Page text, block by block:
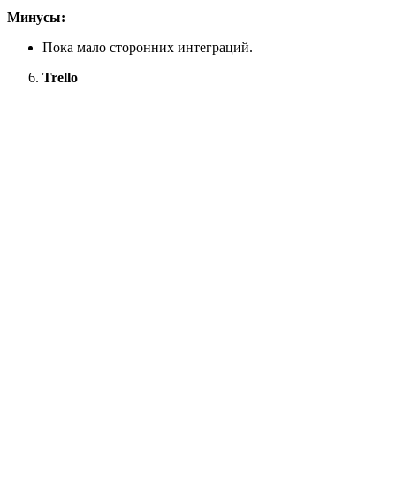
Минусы:
Пока мало сторонних интеграций.
Trello